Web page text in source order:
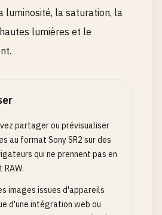
luminosité, la saturation, la
lumières et le
partager ou prévisualiser
au format Sony SR2 sur des
qui ne prennent pas en
images issues d'appareils
d'une intégration web ou